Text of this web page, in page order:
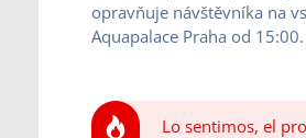
opravňuje návštěvníka na
Aquapalace Praha od 15:00.
Lo sentimos, el